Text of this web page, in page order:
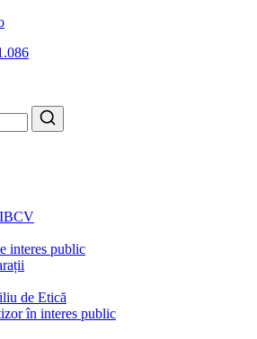
interes public
de Etică
în interes public